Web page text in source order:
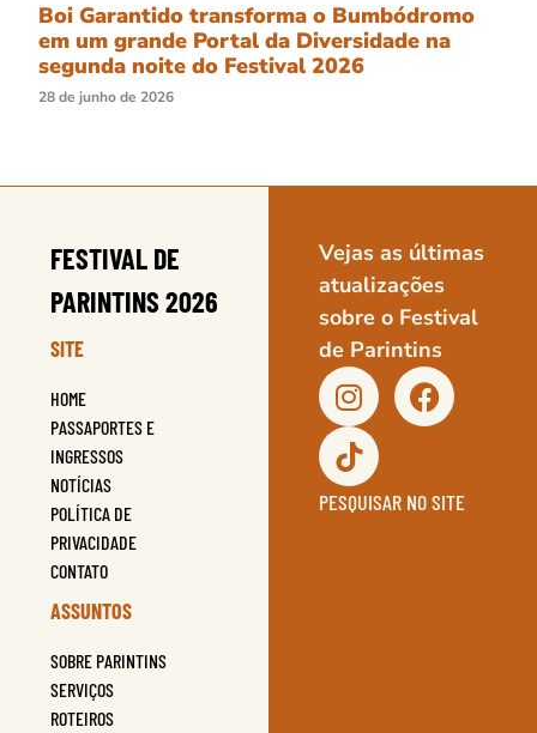
Boi Garantido transforma o Bumbódromo
em um grande Portal da Diversidade na
segunda noite do Festival 2026
28 de junho de 2026
FESTIVAL DE
PARINTINS 2026
SITE
HOME
PASSAPORTES E
INGRESSOS
NOTÍCIAS
POLÍTICA DE
PRIVACIDADE
CONTATO
ASSUNTOS
SOBRE PARINTINS
SERVIÇOS
ROTEIROS
Vejas as últimas
atualizações
sobre o Festival
de Parintins
PESQUISAR NO SITE